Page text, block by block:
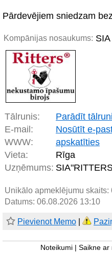
Pārdevējiem sniedzam
Kompānijas nosaukums:
Tālrunis:
Parādīt tālruni
E-mail:
Nosūtīt e-
WWW:
apskatīties
Vieta:
Rīga
Uzņēmums:
Unikālo apmeklējumu skaits:
Datums: 06.08.2026 13:10
Pievienot Memo
Noteikumi Saikne ar